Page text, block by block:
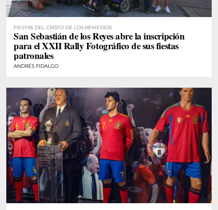
FIESTAS DEL CRISTO DE LOS REMEDIOS
San Sebastián de los Reyes abre la inscripción
para el XXII Rally Fotográfico de sus fiestas
patronales
ANDRÉS FIDALGO